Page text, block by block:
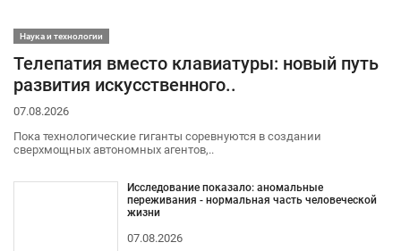
Наука и технологии
Телепатия вместо клавиатуры: новый путь
развития искусственного..
07.08.2026
Пока технологические гиганты соревнуются в создании
сверхмощных автономных агентов,..
Исследование показало: аномальные
переживания - нормальная часть человеческой
жизни
07.08.2026